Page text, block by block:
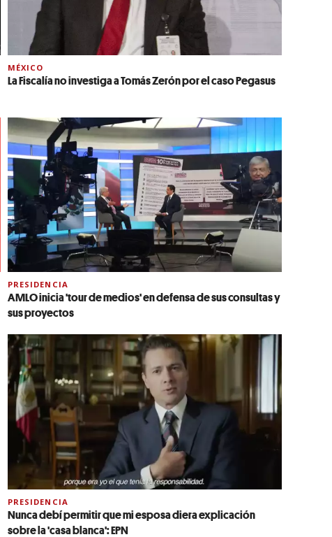
MÉXICO
La Fiscalía no investiga a Tomás Zerón por el caso Pegasus
PRESIDENCIA
AMLO inicia 'tour de medios' en defensa de sus consultas y
sus proyectos
PRESIDENCIA
Nunca debí permitir que mi esposa diera explicación
sobre la 'casa blanca': EPN